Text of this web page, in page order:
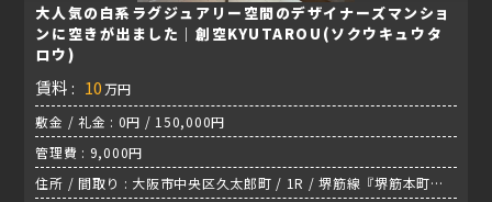
大人気の白系ラグジュアリー空間のデザイナーズマンショ
ンに空きが出ました｜創空KYUTAROU(ソクウキュウタ
ロウ)
賃料 : 10 万円
敷金 / 礼金 : 0円 / 150,000円
管理費 : 9,000円
住所 / 間取り : 大阪市中央区久太郎町 / 1R / 堺筋線『堺筋本町